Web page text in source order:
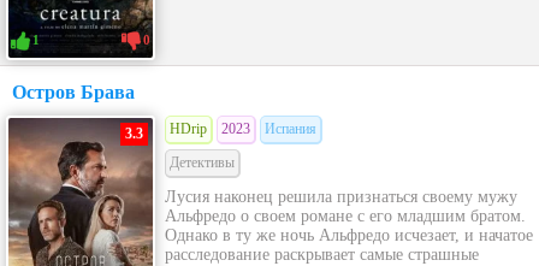
1 0
Остров Брава
3.3 HDrip 2023
Испания
Детективы
Лусия наконец решила признаться своему мужу
Альфредо о своем романе с его младшим братом.
Однако в ту же ночь Альфредо исчезает, и начатое
расследование раскрывает самые страшные